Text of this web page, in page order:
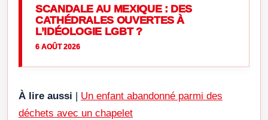
SCANDALE AU MEXIQUE : DES
CATHÉDRALES OUVERTES À
L’IDÉOLOGIE LGBT ?
6 AOÛT 2026
À lire aussi | Un enfant abandonné parmi des
déchets avec un chapelet